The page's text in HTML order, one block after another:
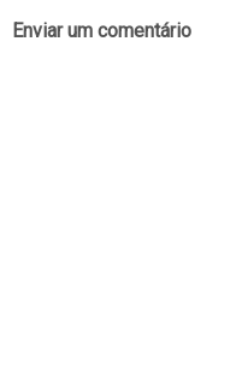
Enviar um comentário